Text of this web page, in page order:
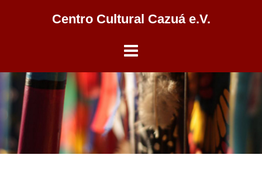
Centro Cultural Cazuá e.V.